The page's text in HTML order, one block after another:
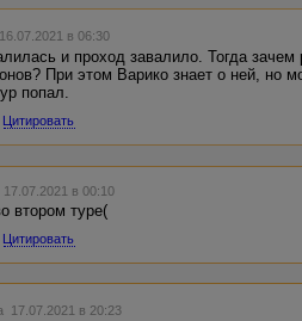
в 06:30
и проход завалило. Тогда
При этом Варико знает о ней, но
попал.
Цитировать
в 00:10
втором туре(
Цитировать
17.07.2021 в 20:23